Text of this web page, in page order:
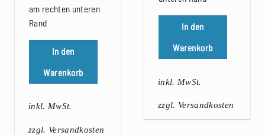
am rechten unteren
Rand
In den
Warenkorb
inkl. MwSt.
zzgl. Versandkosten
In den
Warenkorb
inkl. MwSt.
zzgl. Versandkosten